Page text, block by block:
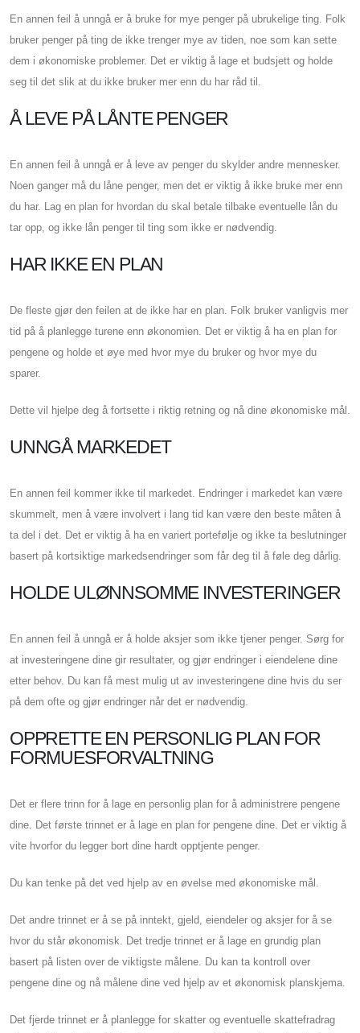
En annen feil å unngå er å bruke for mye penger på ubrukelige ting. Folk
bruker penger på ting de ikke trenger mye av tiden, noe som kan sette
dem i økonomiske problemer. Det er viktig å lage et budsjett og holde
seg til det slik at du ikke bruker mer enn du har råd til.
Å LEVE PÅ LÅNTE PENGER
En annen feil å unngå er å leve av penger du skylder andre mennesker.
Noen ganger må du låne penger, men det er viktig å ikke bruke mer enn
du har. Lag en plan for hvordan du skal betale tilbake eventuelle lån du
tar opp, og ikke lån penger til ting som ikke er nødvendig.
HAR IKKE EN PLAN
De fleste gjør den feilen at de ikke har en plan. Folk bruker vanligvis mer
tid på å planlegge turene enn økonomien. Det er viktig å ha en plan for
pengene og holde et øye med hvor mye du bruker og hvor mye du
sparer.
Dette vil hjelpe deg å fortsette i riktig retning og nå dine økonomiske mål.
UNNGÅ MARKEDET
En annen feil kommer ikke til markedet. Endringer i markedet kan være
skummelt, men å være involvert i lang tid kan være den beste måten å
ta del i det. Det er viktig å ha en variert portefølje og ikke ta beslutninger
basert på kortsiktige markedsendringer som får deg til å føle deg dårlig.
HOLDE ULØNNSOMME INVESTERINGER
En annen feil å unngå er å holde aksjer som ikke tjener penger. Sørg for
at investeringene dine gir resultater, og gjør endringer i eiendelene dine
etter behov. Du kan få mest mulig ut av investeringene dine hvis du ser
på dem ofte og gjør endringer når det er nødvendig.
OPPRETTE EN PERSONLIG PLAN FOR
FORMUESFORVALTNING
Det er flere trinn for å lage en personlig plan for å administrere pengene
dine. Det første trinnet er å lage en plan for pengene dine. Det er viktig å
vite hvorfor du legger bort dine hardt opptjente penger.
Du kan tenke på det ved hjelp av en øvelse med økonomiske mål.
Det andre trinnet er å se på inntekt, gjeld, eiendeler og aksjer for å se
hvor du står økonomisk. Det tredje trinnet er å lage en grundig plan
basert på listen over de viktigste målene. Du kan ta kontroll over
pengene dine og nå målene dine ved hjelp av et økonomisk planskjema.
Det fjerde trinnet er å planlegge for skatter og eventuelle skattefradrag